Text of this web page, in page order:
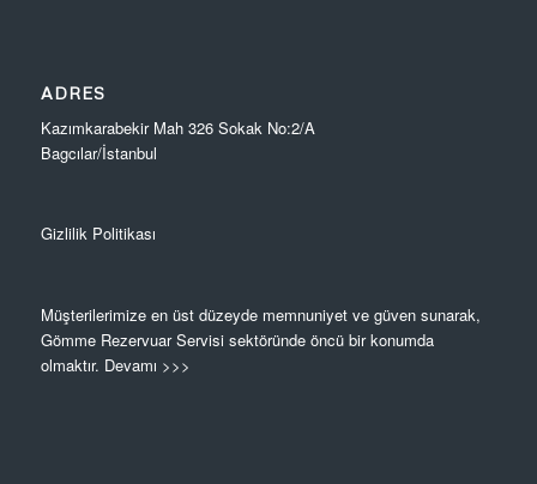
ADRES
Kazımkarabekir Mah 326 Sokak No:2/A
Bagcılar/İstanbul
Gizlilik Politikası
Müşterilerimize en üst düzeyde memnuniyet ve güven sunarak,
Gömme Rezervuar Servisi sektöründe öncü bir konumda
olmaktır. Devamı >>>